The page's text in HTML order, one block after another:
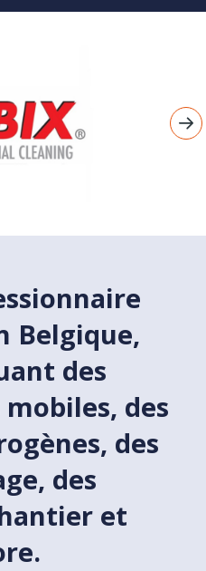
Belgique,
des
des
des
des
et